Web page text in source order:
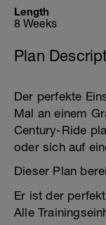
Length
8 Weeks
Plan
Der perfekte
Mal an einem
Century-Ride
oder sich auf
Dieser Plan
Er ist der
Alle